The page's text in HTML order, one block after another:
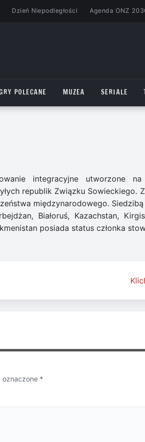
Dzień Niepodległości Agenda ONZ
POLECANE MUZEA SERIALE
integracyjne utworzone
republik Związku Sowieckiego.
międzynarodowego.
Białoruś, Kazachstan,
posiada status członka
oznaczone *